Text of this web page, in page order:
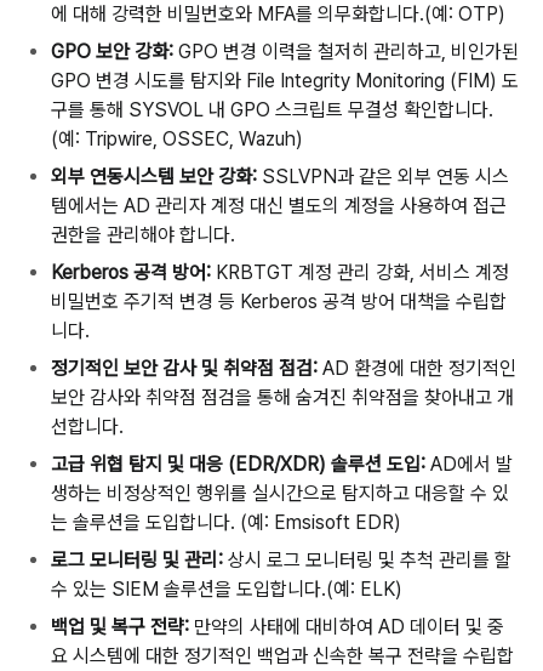
에 대해 강력한 비밀번호와 MFA를 의무화합니다.(예: OTP)
GPO 보안 강화: GPO 변경 이력을 철저히 관리하고, 비인가된
GPO 변경 시도를 탐지와 File Integrity Monitoring (FIM) 도
구를 통해 SYSVOL 내 GPO 스크립트 무결성 확인합니다.
(예: Tripwire, OSSEC, Wazuh)
외부 연동시스템 보안 강화: SSLVPN과 같은 외부 연동 시스
템에서는 AD 관리자 계정 대신 별도의 계정을 사용하여 접근
권한을 관리해야 합니다.
Kerberos 공격 방어 : KRBTGT 계정 관리 강화, 서비스 계정
비밀번호 주기적 변경 등 Kerberos 공격 방어 대책을 수립합
니다.
정기적인 보안 감사 및 취약점 점검 : AD 환경에 대한 정기적인
보안 감사와 취약점 점검을 통해 숨겨진 취약점을 찾아내고 개
선합니다.
고급 위협 탐지 및 대응 (EDR/XDR) 솔루션 도입: AD에서 발
생하는 비정상적인 행위를 실시간으로 탐지하고 대응할 수 있
는 솔루션을 도입합니다. (예: Emsisoft EDR)
로그 모니터링 및 관리 : 상시 로그 모니터링 및 추척 관리를 할
수 있는 SIEM 솔루션을 도입합니다.(예: ELK)
백업 및 복구 전략: 만약의 사태에 대비하여 AD 데이터 및 중
요 시스템에 대한 정기적인 백업과 신속한 복구 전략을 수립합